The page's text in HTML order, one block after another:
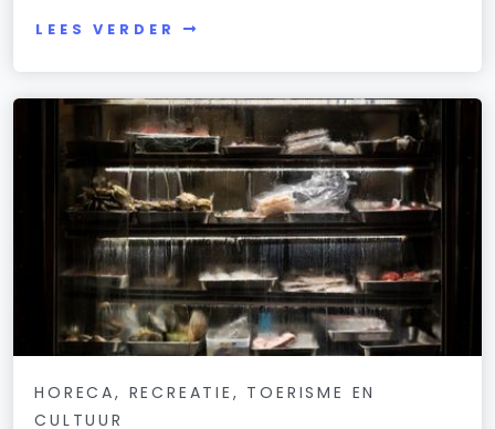
LEES VERDER
HORECA, RECREATIE, TOERISME EN
CULTUUR